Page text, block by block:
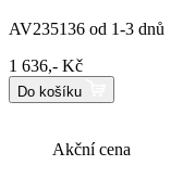
AV235136 od 1-3 dnů
1 636,- Kč
Do košíku
Akční cena